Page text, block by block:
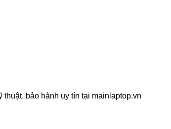
bảo hành uy tín tại mainlaptop.vn